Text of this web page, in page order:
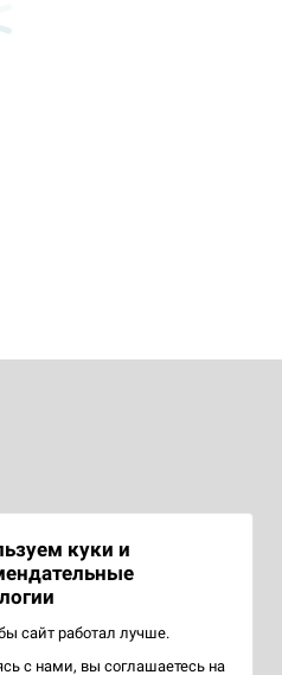
куки и
сайт работал лучше.
с нами, вы соглашаетесь на